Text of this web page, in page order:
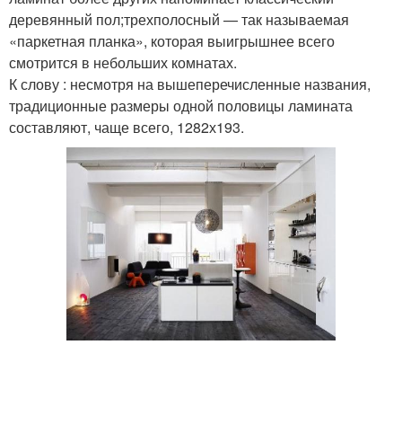
деревянный пол;трехполосный — так называемая
«паркетная планка», которая выигрышнее всего
смотрится в небольших комнатах.
К слову : несмотря на вышеперечисленные названия,
традиционные размеры одной половицы ламината
составляют, чаще всего, 1282х193.